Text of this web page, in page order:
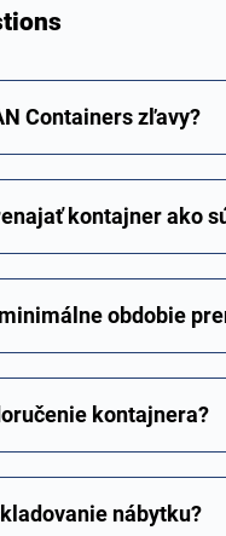
Containers zľavy?
kontajner ako
obdobie
kontajnera?
nábytku?